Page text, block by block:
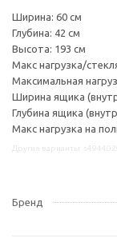
Ширина: 60 см
Глубина: 42 см
Высота: 193 см
Макс нагрузка/
Максимальная
Ширина ящика
Глубина ящика
Макс нагрузка на
Бренд